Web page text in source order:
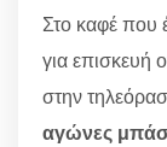
Στο καφέ που
για επισκευή
στην
αγώνες